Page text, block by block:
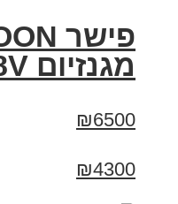
מגנזיום 48V סוללה 13A
₪6500
₪4300